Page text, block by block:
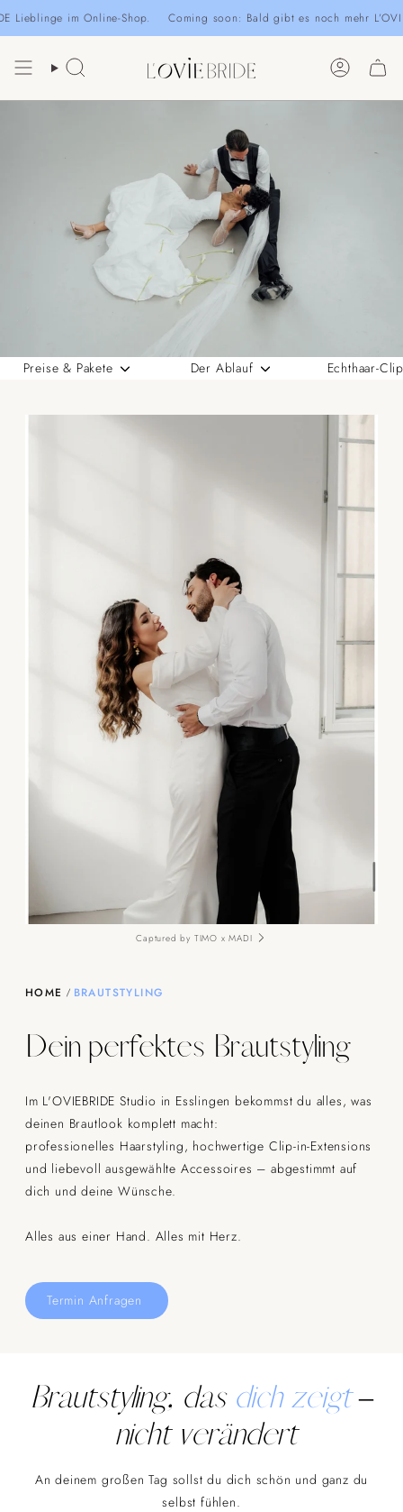
Inhalt im Online-Shop. Coming soon: Bald gibt es noch mehr
Suche Konto
Preise & Pakete Der Ablauf Echthaar-
Captured by TIMO x MADI
HOME BRAUTSTYLING
Dein perfektes Brautstyling
Im L'OVIEBRIDE Studio in Esslingen bekommst du alles, was
deinen Brautlook komplett macht:
professionelles Haarstyling, hochwertige Clip-in-Extensions
und liebevoll ausgewählte Accessoires – abgestimmt auf
dich und deine Wünsche.
Alles aus einer Hand. Alles mit Herz.
Termin Anfragen
Brautstyling, das dich zeigt–
nicht verändert
An deinem großen Tag sollst du dich schön und ganz du
selbst fühlen.